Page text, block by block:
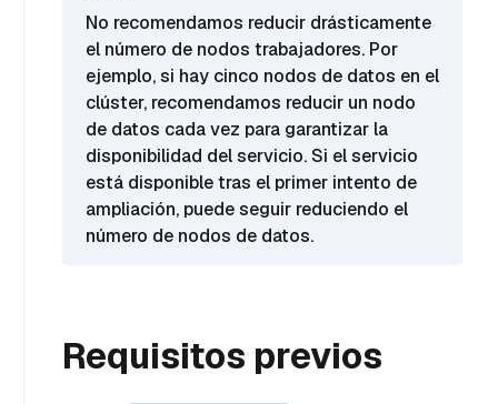
No recomendamos reducir drásticamente
el número de nodos trabajadores. Por
ejemplo, si hay cinco nodos de datos en el
clúster, recomendamos reducir un nodo
de datos cada vez para garantizar la
disponibilidad del servicio. Si el servicio
está disponible tras el primer intento de
ampliación, puede seguir reduciendo el
número de nodos de datos.
Requisitos previos